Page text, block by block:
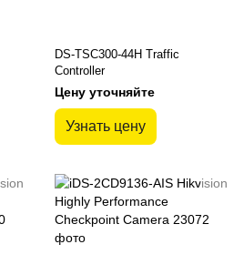
DS-TSC300-44H Traffic
Controller
Цену уточняйте
Узнать цену